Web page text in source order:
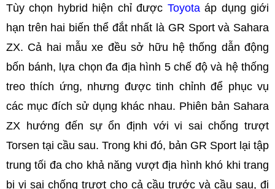
Tùy chọn hybrid hiện chỉ được Toyotaáp dụng giới
hạn trên hai biến thể đắt nhất là GR Sport và Sahara
ZX. Cả hai mẫu xe đều sở hữu hệ thống dẫn động
bốn bánh, lựa chọn đa địa hình 5 chế độ và hệ thống
treo thích ứng, nhưng được tinh chỉnh để phục vụ
các mục đích sử dụng khác nhau. Phiên bản Sahara
ZX hướng đến sự ổn định với vi sai chống trượt
Torsen tại cầu sau. Trong khi đó, bản GR Sport lại tập
trung tối đa cho khả năng vượt địa hình khó khi trang
bị vi sai chống trượt cho cả cầu trước và cầu sau, đi